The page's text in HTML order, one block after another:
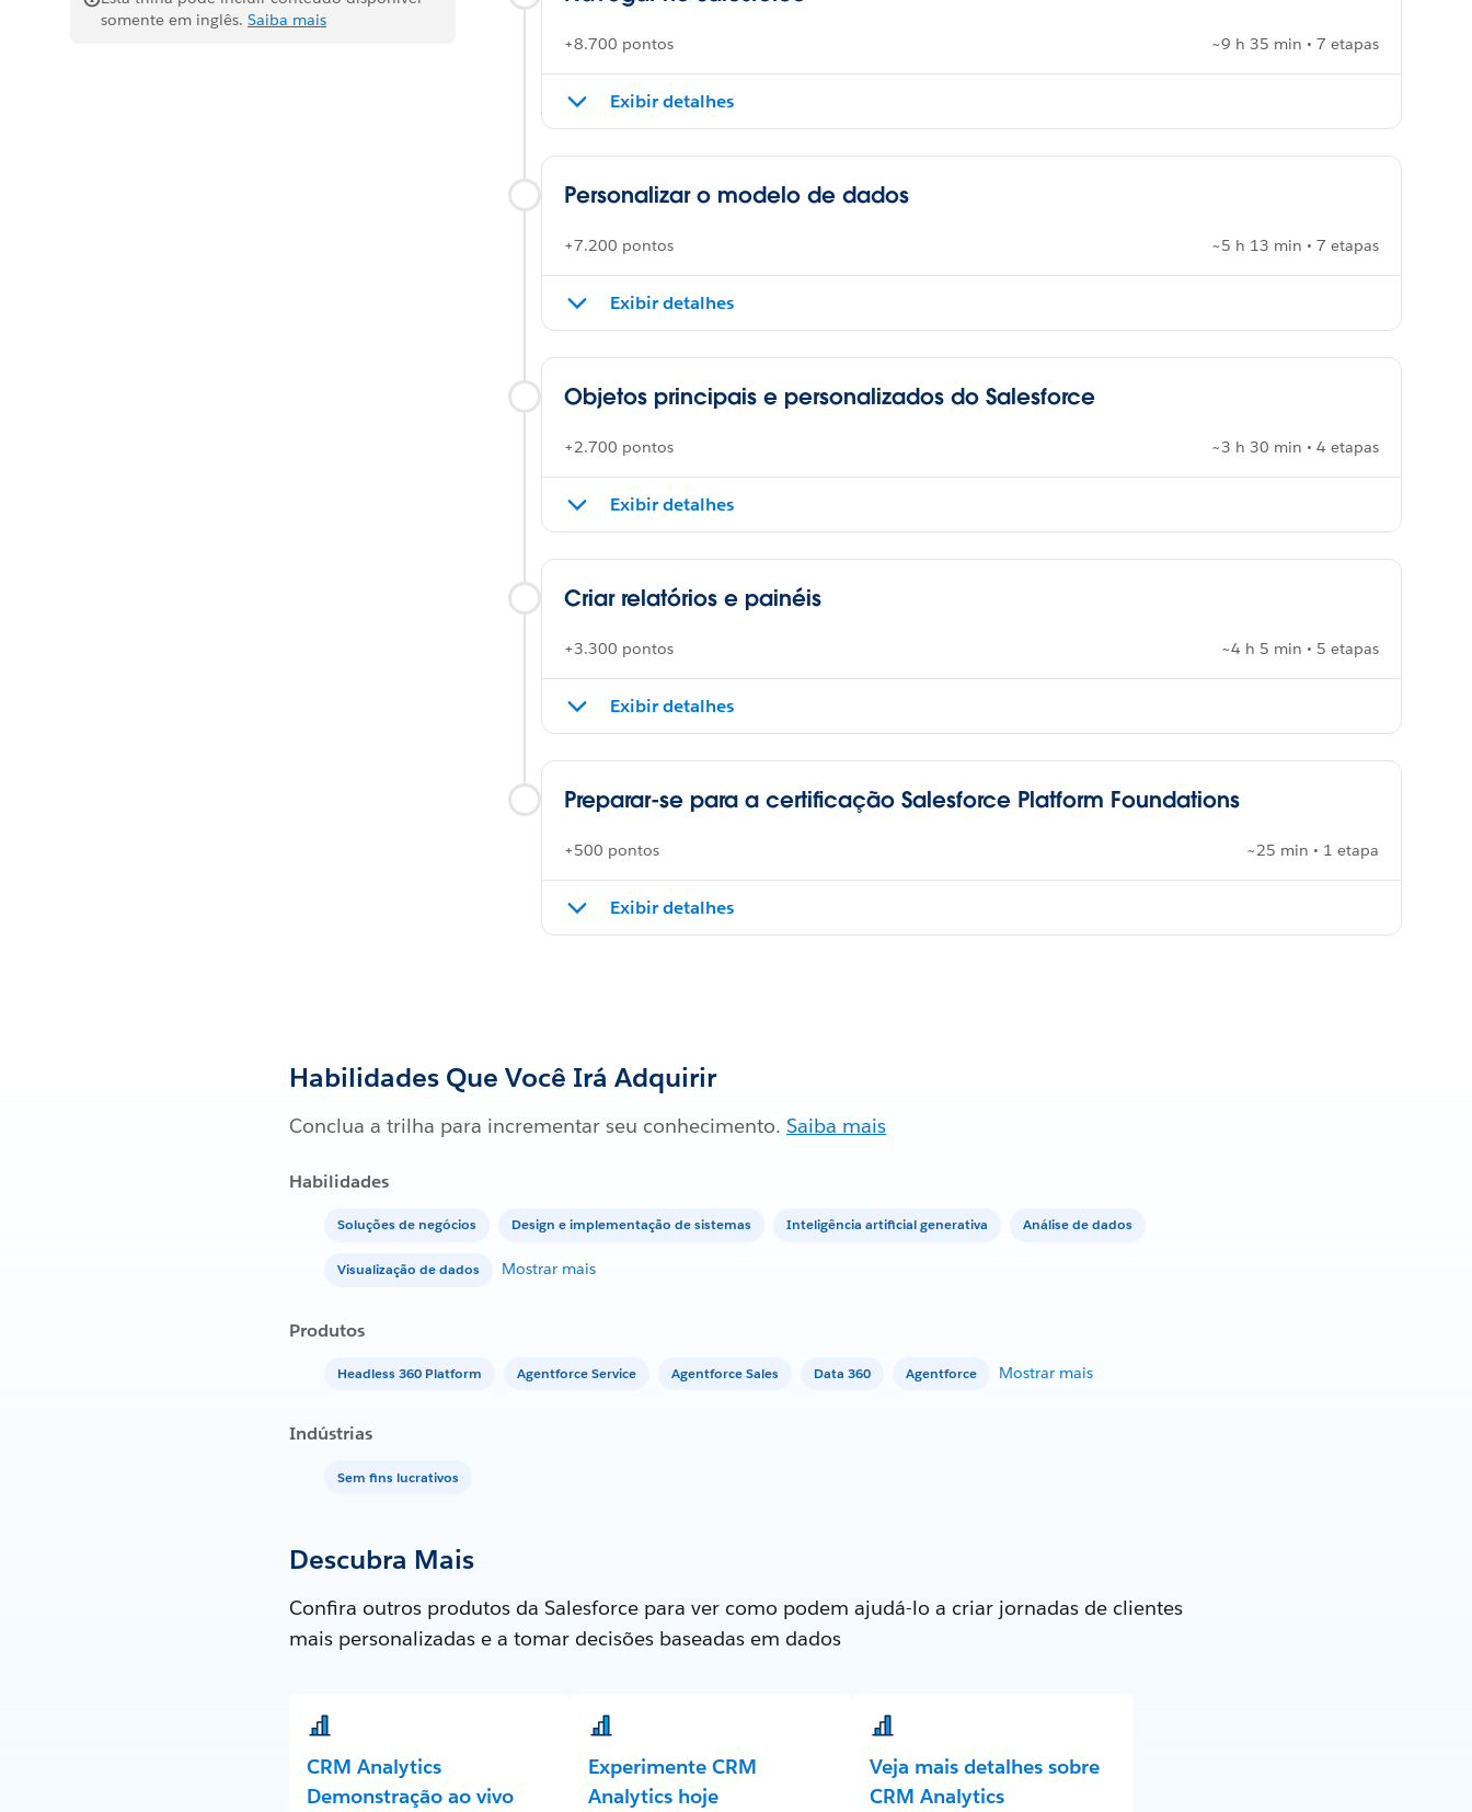
somente em inglês. Saiba mais
+8.700 pontos ~9 h 35 min • 7 etapas
Exibir detalhes
Personalizar o modelo de dados
+7.200 pontos ~5 h 13 min • 7 etapas
Exibir detalhes
Objetos principais e personalizados do Salesforce
+2.700 pontos ~3 h 30 min • 4 etapas
Exibir detalhes
Criar relatórios e painéis
+3.300 pontos ~4 h 5 min • 5 etapas
Exibir detalhes
Preparar-se para a certificação Salesforce Platform Foundations
+500 pontos ~25 min • 1 etapa
Exibir detalhes
Habilidades Que Você Irá Adquirir
Conclua a trilha para incrementar seu conhecimento. Saiba mais
Habilidades
Soluções de negócios Design e implementação de sistemas Inteligência artificial generativa Análise de dados
Visualização de dados Mostrar mais
Produtos
Headless 360 Platform Agentforce Service Agentforce Sales Data 360 Agentforce Mostrar mais
Indústrias
Sem fins lucrativos
Descubra Mais
Confira outros produtos da Salesforce para ver como podem ajudá-lo a criar jornadas de clientes
mais personalizadas e a tomar decisões baseadas em dados
CRM Analytics
Demonstração ao vivo
Experimente CRM
Analytics hoje
Veja mais detalhes sobre
CRM Analytics